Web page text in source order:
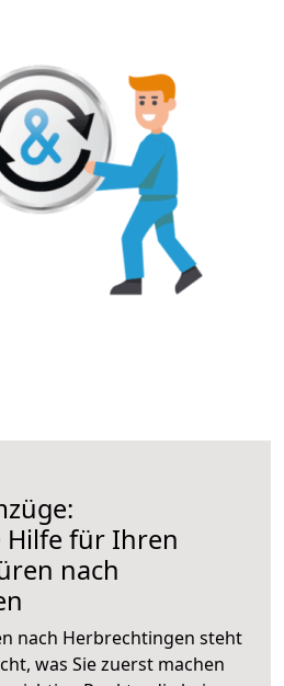
Hilfe für Ihren
nach
nach Herbrechtingen steht
was Sie zuerst machen